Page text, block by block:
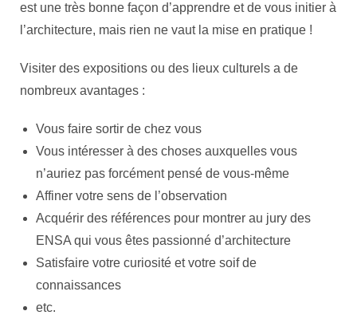
est une très bonne façon d’apprendre et de vous initier à
l’architecture, mais rien ne vaut la mise en pratique !
Visiter des expositions ou des lieux culturels a de
nombreux avantages :
Vous faire sortir de chez vous
Vous intéresser à des choses auxquelles vous
n’auriez pas forcément pensé de vous-même
Affiner votre sens de l’observation
Acquérir des références pour montrer au jury des
ENSA qui vous êtes passionné d’architecture
Satisfaire votre curiosité et votre soif de
connaissances
etc.